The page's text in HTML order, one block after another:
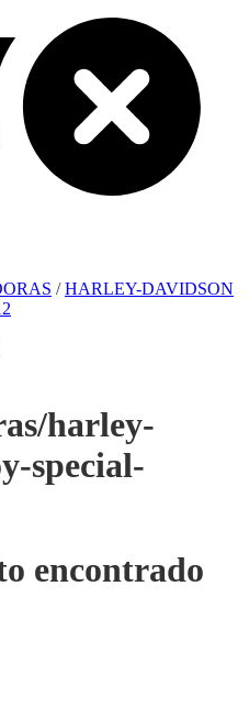
/HARLEY-DAVIDSON
harley-
special-
encontrado